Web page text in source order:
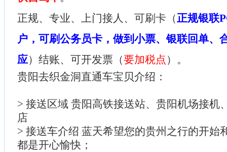
正规、专业、上门接人、可刷卡（正规银联
户，可刷公务员卡，做到小票、银联回单、
应）结账、可开发票（要加税点 ）。
贵阳去织金洞直通车宝贝介绍：
> 接送区域 贵阳高铁接送站、贵阳机场接机
店
> 接送车介绍 蓝天希望您的贵州之行的开始
都是开心愉快；